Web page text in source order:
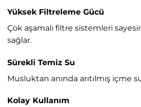
Yüksek Filtreleme Gücü
Çok aşamalı filtre sistemleri
sağlar.
Sürekli Temiz Su
Musluktan anında arıtılmış içme
Kolay Kullanım